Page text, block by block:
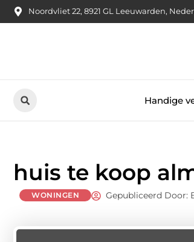
Noordvliet 22, 8921 GL Leeuwarden,
Handige
huis te koop
WONINGEN Gepubliceerd Door: